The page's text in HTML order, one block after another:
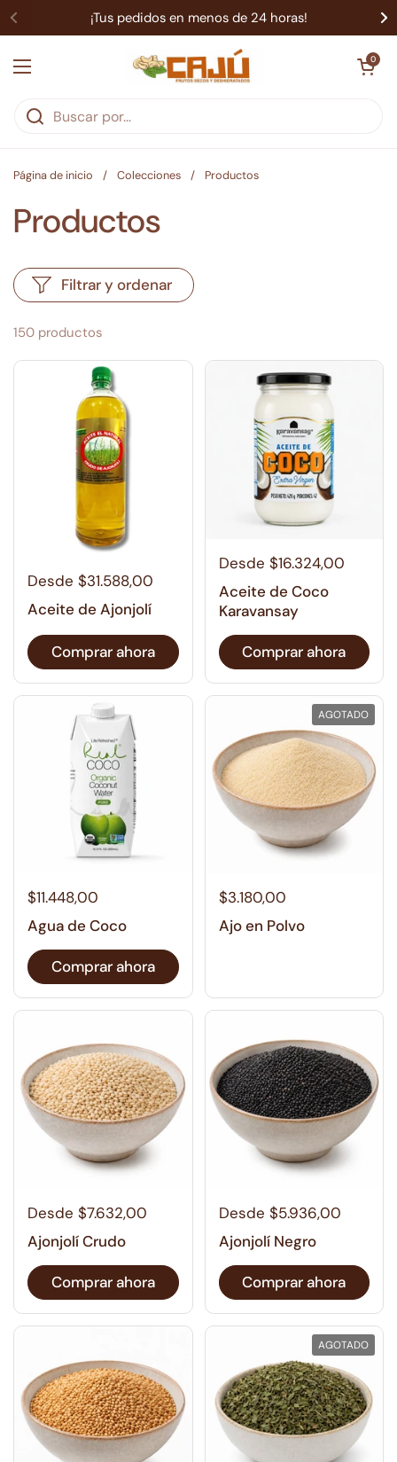
Ir al contenido ¡Tus pedidos en menos de 24 horas!
Abrir menú
Abrir carrito
0
Página de inicio / Colecciones / Productos
Productos
150 productos
Filtrar y ordenar
Desde $31.588,00
Aceite de Ajonjolí
Comprar ahora
Desde $16.324,00
Aceite de Coco
Karavansay
Comprar ahora
$11.448,00
Agua de Coco
Comprar ahora
$3.180,00
Ajo en Polvo
AGOTADO
Desde $7.632,00
Ajonjolí Crudo
Comprar ahora
Desde $5.936,00
Ajonjolí Negro
Comprar ahora
AGOTADO